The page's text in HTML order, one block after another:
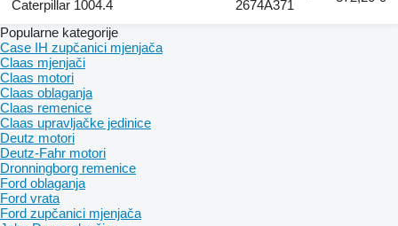
Caterpillar 1004.4
2674A371
Popularne kategorije
Case IH zupčanici mjenjača
Claas mjenjači
Claas motori
Claas oblaganja
Claas remenice
Claas upravljačke jedinice
Deutz motori
Deutz-Fahr motori
Dronningborg remenice
Ford oblaganja
Ford vrata
Ford zupčanici mjenjača